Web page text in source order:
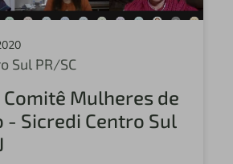
Sul PR/SC
Mulheres de
- Sicredi Centro Sul